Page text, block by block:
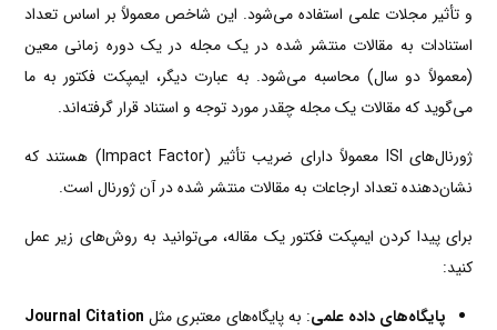
و تأثیر مجلات علمی استفاده می‌شود. این شاخص معمولاً بر اساس تعداد
استنادات به مقالات منتشر شده در یک مجله در یک دوره زمانی معین
(معمولاً دو سال) محاسبه می‌شود. به عبارت دیگر، ایمپکت فکتور به ما
می‌گوید که مقالات یک مجله چقدر مورد توجه و استناد قرار گرفته‌اند.
ژورنال‌های ISI معمولاً دارای ضریب تأثیر (Impact Factor) هستند که
نشان‌دهنده تعداد ارجاعات به مقالات منتشر شده در آن ژورنال است.
برای پیدا کردن ایمپکت فکتور یک مقاله، می‌توانید به روش‌های زیر عمل
کنید:
پایگاه‌های داده علمی: به پایگاه‌های معتبری مثل Journal Citation